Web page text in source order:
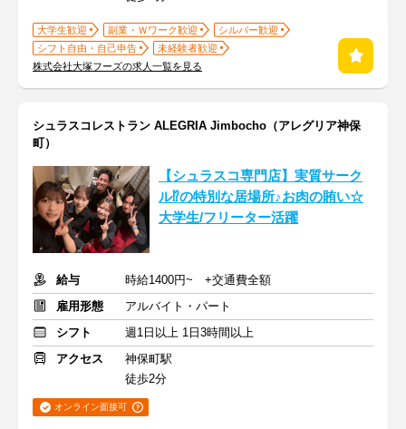
大学生歓迎 副業・Ｗワーク歓迎
シルバー歓迎
シフト自由・自己申告
未経験者歓迎
株式会社大塚フーズの求人一覧を見る
シュラスコレストラン ALEGRIA Jimbocho（アレグリア神保
町）
【シュラスコ専門店】実質サーク
ル⁉の特別な居場所♪お肉の賄い☆
大学生/フリーター活躍
給与
時給1400円~ +交通費全額
雇用形態
アルバイト・パート
シフト
週1日以上 1日3時間以上
アクセス
神保町駅
徒歩2分
オンライン面接可